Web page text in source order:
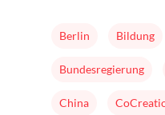
Berlin Bildung
Bundesregierung
China